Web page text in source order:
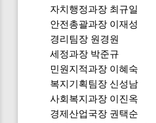
자치행정과장 최규일
안전총괄과장 이재성
경리팀장 원경원
세정과장 박준규
민원지적과장 이혜숙
복지기획팀장 신성남
사회복지과장 이진옥
경제산업국장 권택순